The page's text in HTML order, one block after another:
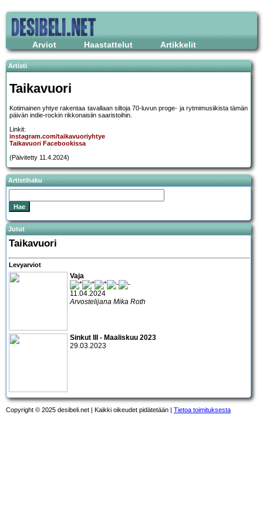
Arviot Haastattelut Artikkelit
Artisti
Taikavuori
Kotimainen yhtye rakentaa tavallaan siltoja 70-luvun proge- ja rytmimusiikista tämän
päivän indie-rockin rikkonaisiin saaristoihin.
Linkit:
instagram.com/taikavuoriyhtye
Taikavuori Facebookissa
(Päivitetty 11.4.2024)
Artistihaku
Jutut
Taikavuori
Levyarviot
Vaja
11.04.2024
Arvostelijana Mika Roth
Sinkut III - Maaliskuu 2023
29.03.2023
Copyright © 2025 desibeli.net | Kaikki oikeudet pidätetään | Tietoa toimituksesta